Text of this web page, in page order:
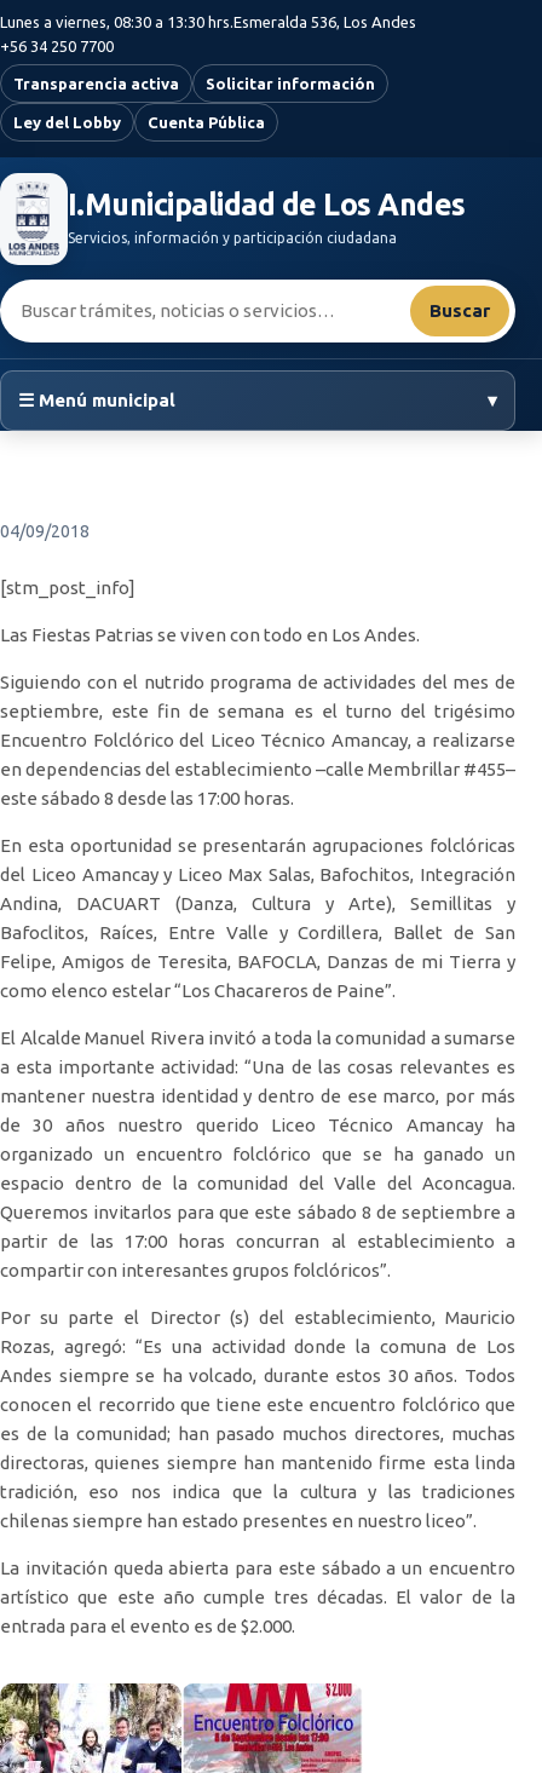
Saltar al contenido principal
Lunes a viernes, 08:30 a 13:30 hrs.Esmeralda 536, Los Andes
+56 34 250 7700
Transparencia activa Solicitar información
Ley del Lobby Cuenta Pública
I.Municipalidad de Los Andes
Servicios, información y participación ciudadana
Buscar:
Buscar
☰ Menú municipal ▾
04/09/2018
[stm_post_info]
Las Fiestas Patrias se viven con todo en Los Andes.
Siguiendo con el nutrido programa de actividades del mes de
septiembre, este fin de semana es el turno del trigésimo
Encuentro Folclórico del Liceo Técnico Amancay, a realizarse
en dependencias del establecimiento –calle Membrillar #455–
este sábado 8 desde las 17:00 horas.
En esta oportunidad se presentarán agrupaciones folclóricas
del Liceo Amancay y Liceo Max Salas, Bafochitos, Integración
Andina, DACUART (Danza, Cultura y Arte), Semillitas y
Bafoclitos, Raíces, Entre Valle y Cordillera, Ballet de San
Felipe, Amigos de Teresita, BAFOCLA, Danzas de mi Tierra y
como elenco estelar “Los Chacareros de Paine”.
El Alcalde Manuel Rivera invitó a toda la comunidad a sumarse
a esta importante actividad: “Una de las cosas relevantes es
mantener nuestra identidad y dentro de ese marco, por más
de 30 años nuestro querido Liceo Técnico Amancay ha
organizado un encuentro folclórico que se ha ganado un
espacio dentro de la comunidad del Valle del Aconcagua.
Queremos invitarlos para que este sábado 8 de septiembre a
partir de las 17:00 horas concurran al establecimiento a
compartir con interesantes grupos folclóricos”.
Por su parte el Director (s) del establecimiento, Mauricio
Rozas, agregó: “Es una actividad donde la comuna de Los
Andes siempre se ha volcado, durante estos 30 años. Todos
conocen el recorrido que tiene este encuentro folclórico que
es de la comunidad; han pasado muchos directores, muchas
directoras, quienes siempre han mantenido firme esta linda
tradición, eso nos indica que la cultura y las tradiciones
chilenas siempre han estado presentes en nuestro liceo”.
La invitación queda abierta para este sábado a un encuentro
artístico que este año cumple tres décadas. El valor de la
entrada para el evento es de $2.000.